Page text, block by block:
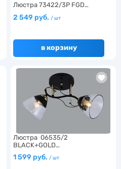
Люстра 73422/3P FGD…
2 549 руб. / шт
в корзину
Люстра 06535/2
BLACK+GOLD…
1 599 руб. / шт